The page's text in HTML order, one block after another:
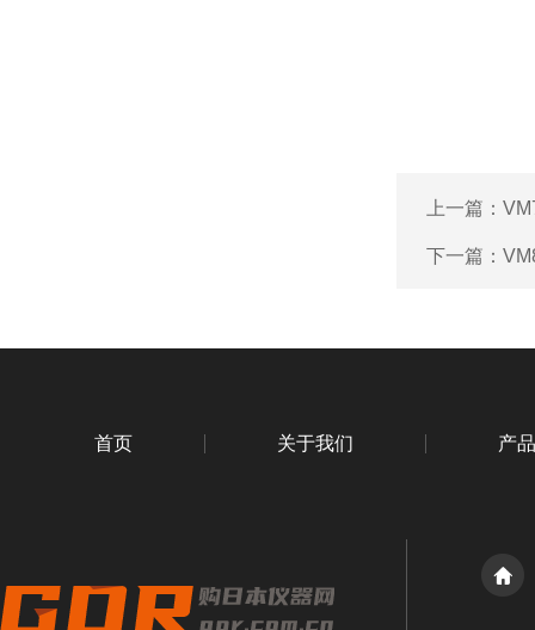
上一篇：
下一篇：
首页 关于我们 产